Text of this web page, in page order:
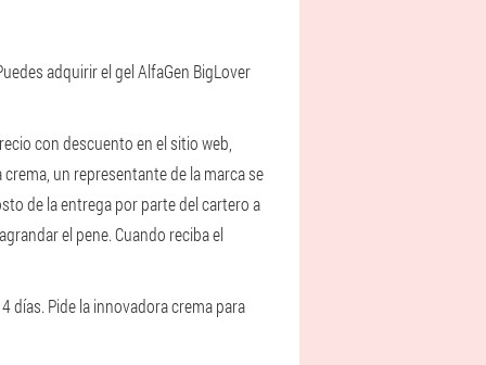
adquirir el gel AlfaGen BigLover
con descuento en el sitio web,
un representante de la marca se
de la entrega por parte del cartero a
el pene. Cuando reciba el
días. Pide la innovadora crema para